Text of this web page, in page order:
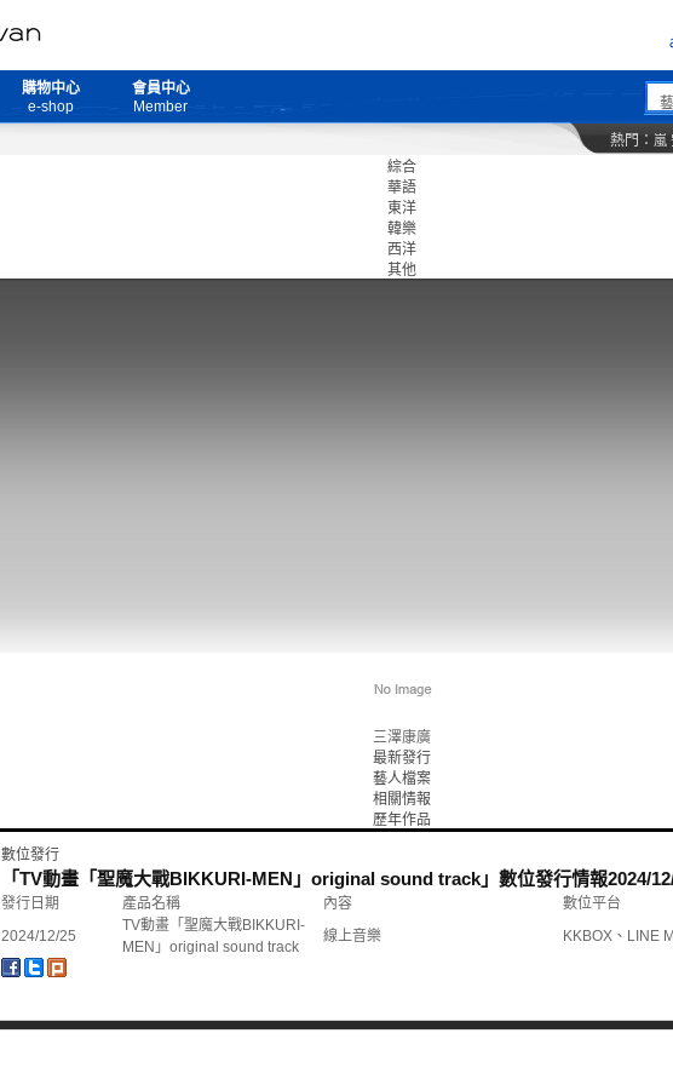
購物中心
e-shop
會員中心
Member
熱門： 嵐
綜合
華語
東洋
韓樂
西洋
其他
三澤康廣
最新發行
藝人檔案
相關情報
歷年作品
數位發行
「TV動畫「聖魔大戰BIKKURI-MEN」original sound track」數位發行情報2024/
發行日期 產品名稱 內容
數位平台
2024/12/25
TV動畫「聖魔大戰BIKKURI-
MEN」original sound track
線上音樂 KKBOX、LINE